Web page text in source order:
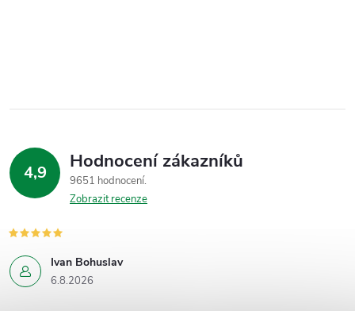
4,9 Hodnocení zákazníků
9651 hodnocení
Zobrazit recenze
Ivan Bohuslav
6.8.2026